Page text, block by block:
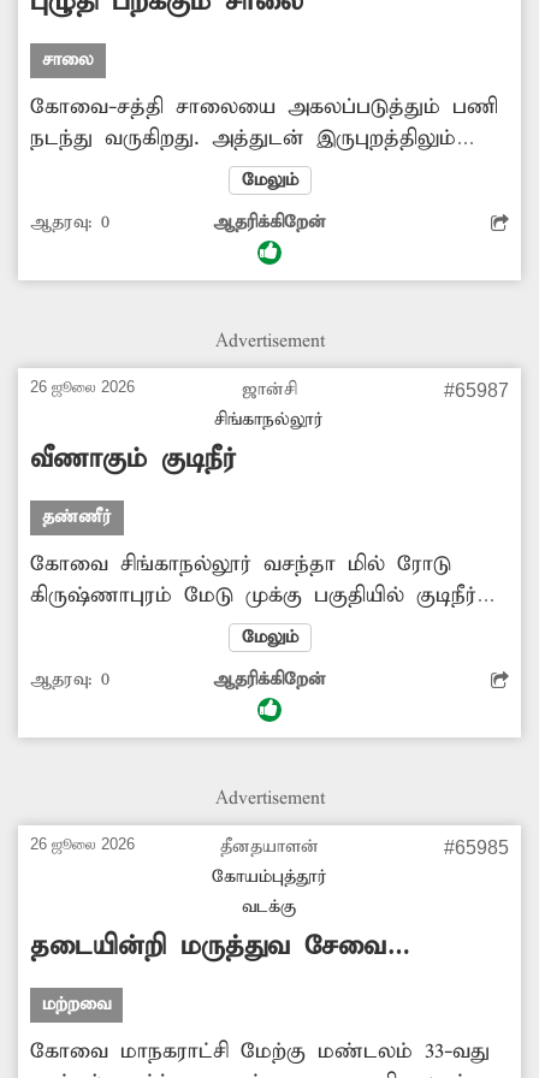
சாலை
கோவை-சத்தி சாலையை அகலப்படுத்தும் பணி
நடந்து வருகிறது. அத்துடன் இருபுறத்திலும்
மழைநீர் வடிகால் அமைக்கப்படுகிறது. இதனால்
சாலையின் இருபுறத்திலும் மண் குவிந்து
கிடக்கிறது. பலத்த காற்று வீசும்போதும், அந்த
வழியாக கனரக வாகனங்கள் செல்லும்போதும்
ஓட்டிகள் மீது விழுகிறது. இதனால் விபத்துகள்
ஓட்டிகள் அடிக்கடி விபத்தில் சிக்கி வருகிறார்கள்.
எனவே அந்த சாலையில் வாகன ஓட்டிகள்
பாதுகாப்பாக செல்ல வழிவகை செய்ய
வேண்டும்.
மேலும்
ஆதரவு: 0 ஆதரிக்கிறேன்
Advertisement
26 ஜூலை 2026
ஜான்சி
சிங்காநல்லூர்
#65987
வீணாகும் குடிநீர்
தண்ணீர்
கோவை சிங்காநல்லூர் வசந்தா மில் ரோடு
கிருஷ்ணாபுரம் மேடு முக்கு பகுதியில் குடிநீர்
குழாய் உள்ளது. இந்த குழாயில் விரிசல்
ஏற்பட்டு உள்ளது. இதனால் தினமும் குடிநீர்
கசிந்து வீணாகி வருகிறது. பருவமழைகள் சரிவர
பெய்யாத நிலையில் ஆங்காங்கே குடிநீர்
சூழலில் இங்கு குடிநீர் வீணாவது
குழாயை சம்பந்தப்பட்ட துறை அதிகாரிகள்
சீரமைக்க நடவடிக்கை எடுக்க வேண்டும்.
மேலும்
ஆதரவு: 0 ஆதரிக்கிறேன்
Advertisement
26 ஜூலை 2026
தீனதயாளன்
கோயம்புத்தூர்
வடக்கு
#65985
தடையின்றி மருத்துவ சேவை
கிடைக்குமா?
மற்றவை
கோவை மாநகராட்சி மேற்கு மண்டலம் 33-வது